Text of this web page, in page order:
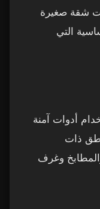
شقة صغيرة
التي
أدوات آمنة
ذات
وغرف